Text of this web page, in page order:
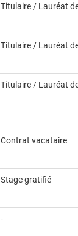
Titulaire / Lauréat
Titulaire / Lauréat
Titulaire / Lauréat
Contrat vacataire
Stage gratifié
-